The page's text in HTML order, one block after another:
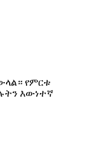
የምርቱ
እውነተኛ